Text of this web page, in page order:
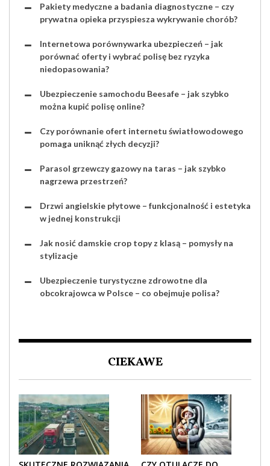
Pakiety medyczne a badania diagnostyczne – czy
prywatna opieka przyspiesza wykrywanie chorób?
Internetowa porównywarka ubezpieczeń – jak
porównać oferty i wybrać polisę bez ryzyka
niedopasowania?
Ubezpieczenie samochodu Beesafe – jak szybko
można kupić polisę online?
Czy porównanie ofert internetu światłowodowego
pomaga uniknąć złych decyzji?
Parasol grzewczy gazowy na taras – jak szybko
nagrzewa przestrzeń?
Drzwi angielskie płytowe – funkcjonalność i estetyka
w jednej konstrukcji
Jak nosić damskie crop topy z klasą – pomysły na
stylizacje
Ubezpieczenie turystyczne zdrowotne dla
obcokrajowca w Polsce – co obejmuje polisa?
CIEKAWE